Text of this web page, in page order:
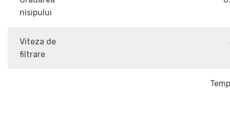
nisipului
Viteza de
filtrare
Temperatura